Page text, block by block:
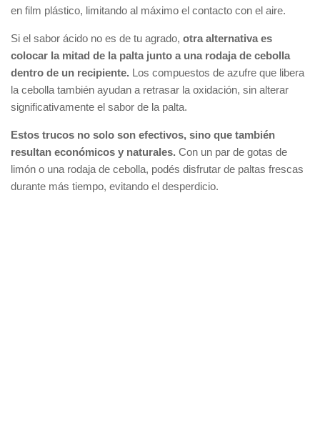
en film plástico, limitando al máximo el contacto con el aire.
Si el sabor ácido no es de tu agrado, otra alternativa es
colocar la mitad de la palta junto a una rodaja de cebolla
dentro de un recipiente. Los compuestos de azufre que libera
la cebolla también ayudan a retrasar la oxidación, sin alterar
significativamente el sabor de la palta.
Estos trucos no solo son efectivos, sino que también
resultan económicos y naturales. Con un par de gotas de
limón o una rodaja de cebolla, podés disfrutar de paltas frescas
durante más tiempo, evitando el desperdicio.